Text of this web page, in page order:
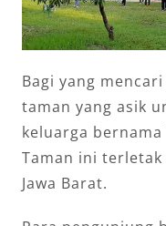
Bagi yang
taman yang asik
keluarga
Taman ini terletak
Jawa Barat.